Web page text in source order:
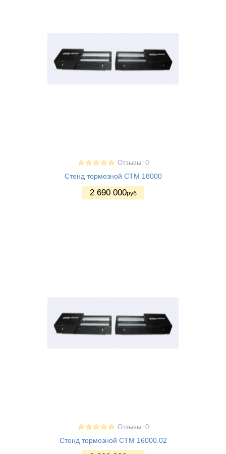
Отзывы: 0
Стенд тормозной СТМ 18000
2 690 000руб
Отзывы: 0
Стенд тормозной СТМ 16000.02